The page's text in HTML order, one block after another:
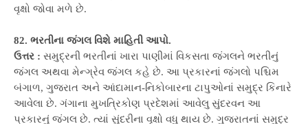
વૃક્ષો જોવા મળે છે.
82. ભરતીના જંગલ વિશે માહિતી આપો.
ઉત્તર : સમુદ્રની ભરતીનાં ખારા પાણીમાં વિકસતા જંગલને ભરતીનું
જંગલ અથવા મેન્ગ્રેવ જંગલ કહે છે. આ પ્રકારનાં જંગલો પશ્ચિમ
બંગાળ, ગુજરાત અને આંદામાન-નિકોબારના ટાપુઓનાં સમુદ્ર કિનારે
આવેલા છે. ગંગાના મુખત્રિકોણ પ્રદેશમાં આવેલુ સુંદરવન આ
પ્રકારનું જંગલ છે. ત્યાં સુંદરીના વૃક્ષો વધુ થાય છે. ગુજરાતનાં સમુદ્ર